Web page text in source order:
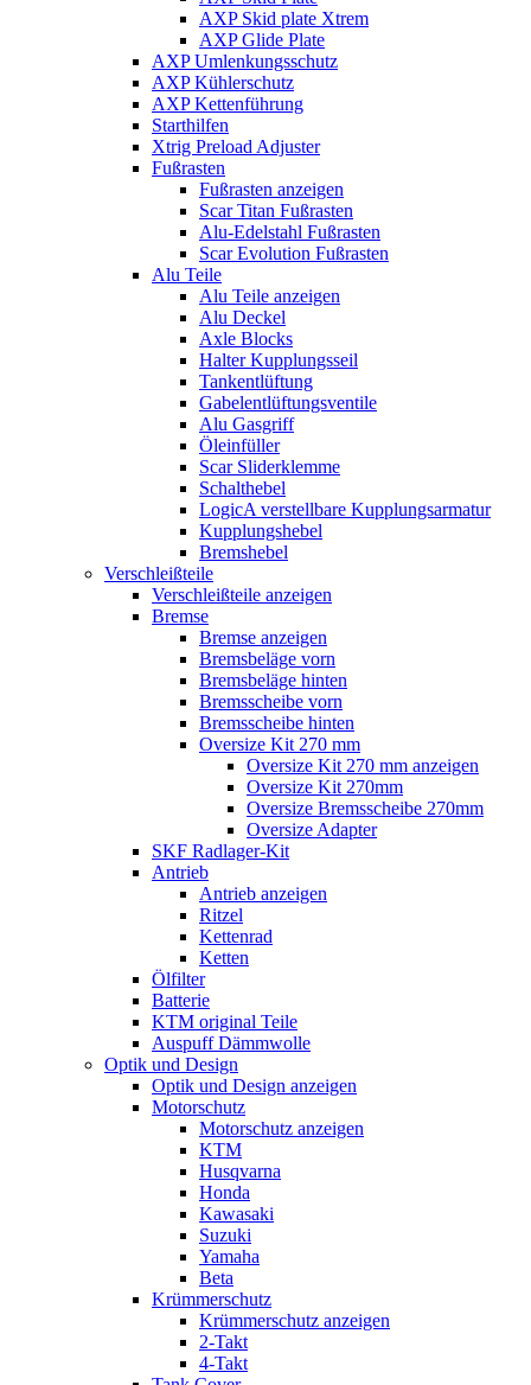
AXP Skid plate Xtrem
AXP Glide Plate
AXP Umlenkungsschutz
AXP Kühlerschutz
AXP Kettenführung
Starthilfen
Xtrig Preload Adjuster
Fußrasten
Fußrasten anzeigen
Scar Titan Fußrasten
Alu-Edelstahl Fußrasten
Scar Evolution Fußrasten
Alu Teile
Alu Teile anzeigen
Alu Deckel
Axle Blocks
Halter Kupplungsseil
Tankentlüftung
Gabelentlüftungsventile
Alu Gasgriff
Öleinfüller
Scar Sliderklemme
Schalthebel
LogicA verstellbare Kupplungsarmatur
Kupplungshebel
Bremshebel
Verschleißteile
Verschleißteile anzeigen
Bremse
Bremse anzeigen
Bremsbeläge vorn
Bremsbeläge hinten
Bremsscheibe vorn
Bremsscheibe hinten
Oversize Kit 270 mm
Oversize Kit 270 mm anzeigen
Oversize Kit 270mm
Oversize Bremsscheibe 270mm
Oversize Adapter
SKF Radlager-Kit
Antrieb
Antrieb anzeigen
Ritzel
Kettenrad
Ketten
Ölfilter
Batterie
KTM original Teile
Auspuff Dämmwolle
Optik und Design
Optik und Design anzeigen
Motorschutz
Motorschutz anzeigen
KTM
Husqvarna
Honda
Kawasaki
Suzuki
Yamaha
Beta
Krümmerschutz
Krümmerschutz anzeigen
2-Takt
4-Takt